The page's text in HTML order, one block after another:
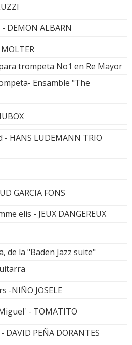
DEMON ALBARN
trompeta No1 en Re Mayor
Ensamble "The
HANS LUDEMANN TRIO
GARCIA FONS
elis - JEUX DANGEREUX
de la "Baden Jazz suite"
-NIÑO JOSELE
- TOMATITO
PEÑA DORANTES